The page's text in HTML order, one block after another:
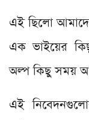
এই ছিলো
এক ভাইয়ের
অল্প কিছু সময়
এই